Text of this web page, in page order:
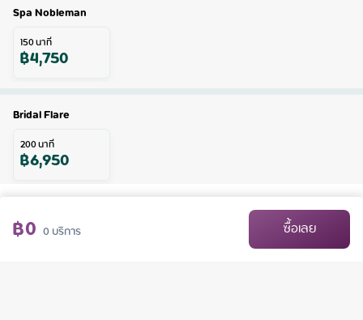
Spa Nobleman
150นาที
฿4,750
Bridal Flare
200นาที
฿6,950
฿0 0บริการ ซื้อเลย